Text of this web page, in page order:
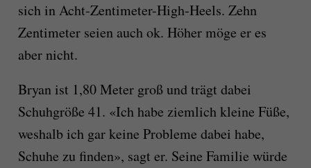
sich in Acht-Zentimeter-High-Heels. Zehn
Zentimeter seien auch ok. Höher möge er es
aber nicht.
Bryan ist 1,80 Meter groß und trägt dabei
Schuhgröße 41. «Ich habe ziemlich kleine Füße,
weshalb ich gar keine Probleme dabei habe,
Schuhe zu finden», sagt er. Seine Familie würde